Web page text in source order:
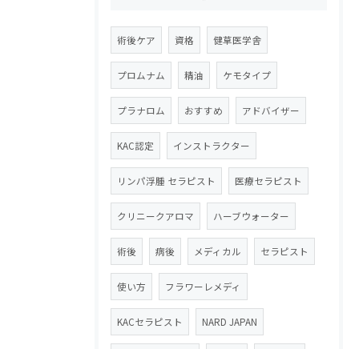
術後ケア 資格 健草医学舎
プロムナム 精油 ケモタイプ
プラナロム おすすめ アドバイザー
KAC認定 インストラクター
リンパ浮腫 セラピスト 医療セラピスト
クリニークアロマ ハーブウォーター
術後 病後 メディカル セラピスト
使い方 フラワーレメディ
KACセラピスト NARD JAPAN